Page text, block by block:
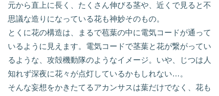
元から直上に長く、たくさん伸びる茎や、近くで見ると不
思議な造りになっている花も神妙そのもの。
とくに花の構造は、まるで苞葉の中に電気コードが通って
いるように見えます。電気コードで茎葉と花が繋がってい
るような、攻殻機動隊のようなイメージ。いや、じつは人
知れず深夜に花々が点灯しているかもしれない…。
そんな妄想をかきたてるアカンサスは葉だけでなく、花も